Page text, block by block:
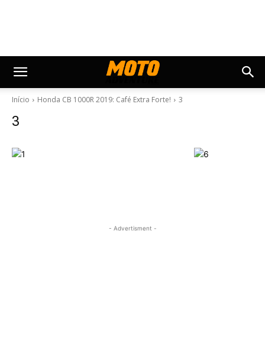
Início Honda CB 1000R 2019: Café Extra Forte! 3
3
- Advertisment -